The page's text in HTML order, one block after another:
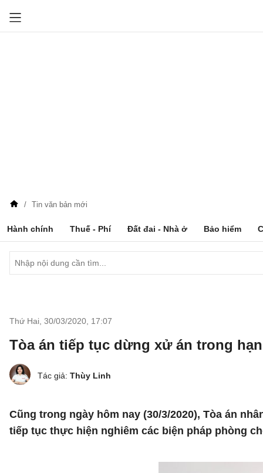
Tin văn bản mới
Hành chính Thuế - Phí Đất đai - Nhà ở Bảo hiểm
Thứ Hai, 30/03/2020 17:07
Tòa án tiếp tục dừng xử án trong
Tác giả: Thùy Linh
Cũng trong ngày hôm nay (30/3/2020), Tòa án
tiếp tục thực hiện nghiêm các biện pháp phòng